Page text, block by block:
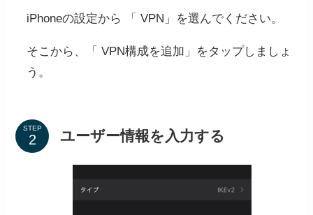
iPhoneの設定から 「 VPN」を選んでください。
そこから、「 VPN構成を追加」をタップしましょ
う。
STEP ユーザー情報を入力する